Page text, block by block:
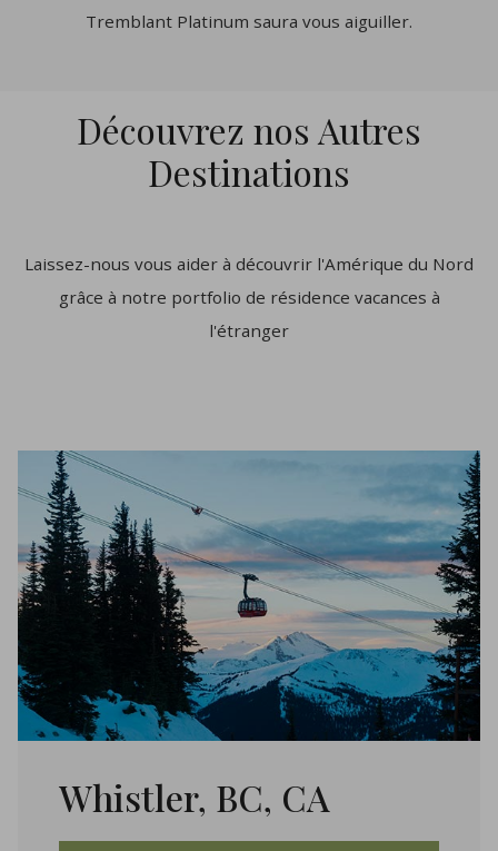
Tremblant Platinum saura vous aiguiller.
Découvrez nos Autres
Destinations
Laissez-nous vous aider à découvrir l'Amérique du Nord
grâce à notre portfolio de résidence vacances à
l'étranger
Whistler, BC, CA